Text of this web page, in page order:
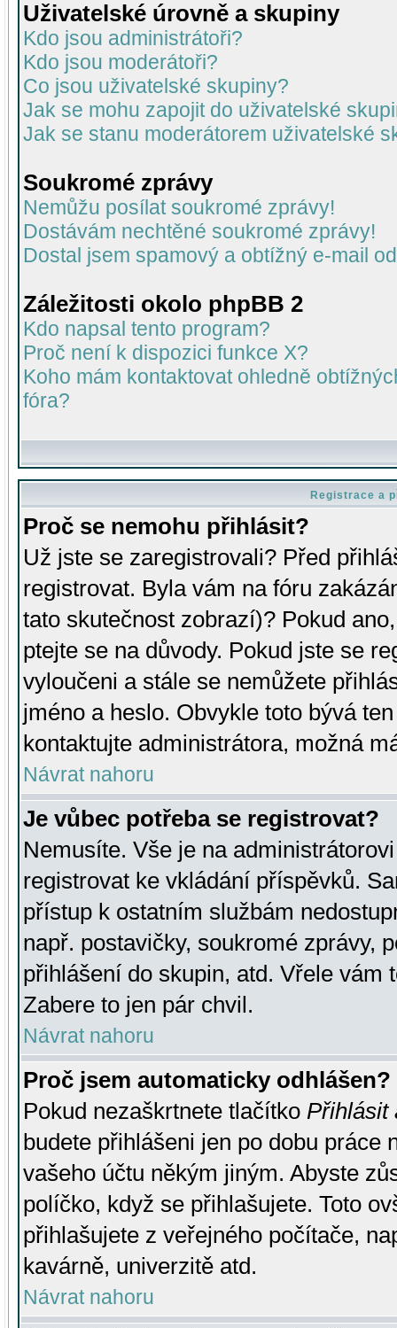
Uživatelské úrovně a skupiny
Kdo jsou administrátoři?
Kdo jsou moderátoři?
Co jsou uživatelské skupiny?
Jak se mohu zapojit do uživatelské
Jak se stanu moderátorem uživatelské
Soukromé zprávy
Nemůžu posílat soukromé zprávy!
Dostávám nechtěné soukromé zprávy!
Dostal jsem spamový a obtížný e-mail
Záležitosti okolo phpBB 2
Kdo napsal tento program?
Proč není k dispozici funkce X?
Koho mám kontaktovat ohledně
fóra?
Registrace a
Proč se nemohu přihlásit?
Už jste se zaregistrovali? Před
registrovat. Byla vám na fóru
tato skutečnost zobrazí)? Pokud
ptejte se na důvody. Pokud jste se
vyloučeni a stále se nemůžete
jméno a heslo. Obvykle toto bývá
kontaktujte administrátora, možná
Návrat nahoru
Je vůbec potřeba se registrovat?
Nemusíte. Vše je na
registrovat ke vkládání příspěvků.
přístup k ostatním službám
např. postavičky, soukromé zprávy,
přihlášení do skupin, atd. Vřele vám
Zabere to jen pár chvil.
Návrat nahoru
Proč jsem automaticky odhlášen?
Pokud nezaškrtnete tlačítko Přihlásit
budete přihlášeni jen po dobu práce
vašeho účtu někým jiným. Abyste
políčko, když se přihlašujete. Toto
přihlašujete z veřejného počítače,
kavárně, univerzitě atd.
Návrat nahoru